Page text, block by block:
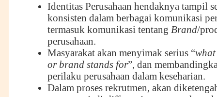
Identitas Perusahaan hendaknya tampil
konsisten dalam berbagai komunikasi
termasuk komunikasi tentang Brand/
perusahaan.
Masyarakat akan menyimak serius “
or brand stands for”, dan
perilaku perusahaan dalam keseharian.
Dalam proses rekrutmen, akan